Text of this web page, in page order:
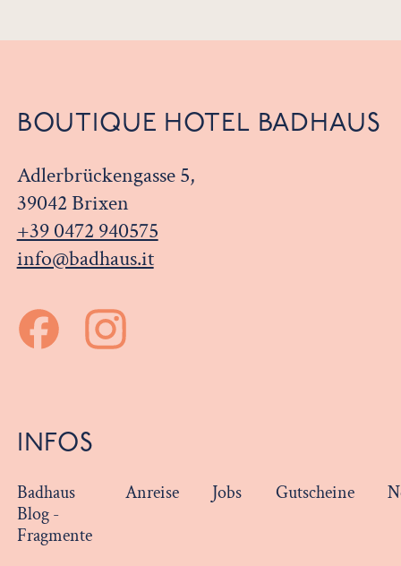
BOUTIQUE HOTEL BADHAUS
Adlerbrückengasse 5,
39042 Brixen
+39 0472 940575
info@badhaus.it
INFOS
Badhaus
Blog -
Fragmente
Anreise Jobs Gutscheine